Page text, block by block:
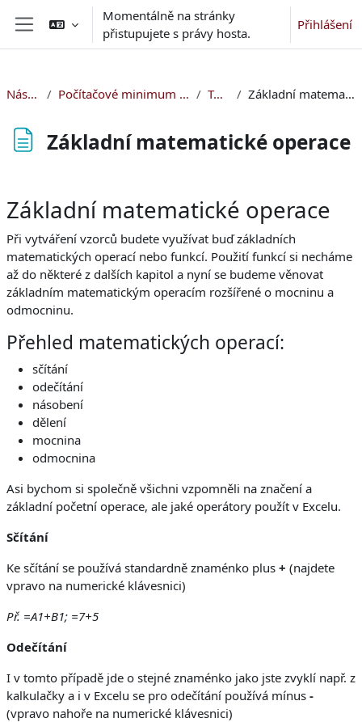
Přejít k hlavnímu obsahu
Boční panel
Momentálně na stránky
přistupujete s právy hosta.
Přihlášení
Nástěnka Počítačové minimum pro začátečníky Topic 5 Základní matematické operace
Základní matematické operace
Základní matematické operace
Při vytváření vzorců budete využívat buď základních
matematických operací nebo funkcí. Použití funkcí si necháme
až do některé z dalších kapitol a nyní se budeme věnovat
základním matematickým operacím rozšířené o mocninu a
odmocninu.
Přehled matematických operací:
sčítání
odečítání
násobení
dělení
mocnina
odmocnina
Asi bychom si společně všichni vzpomněli na značení a
základní početní operace, ale jaké operátory použít v Excelu.
Sčítání
Ke sčítání se používá standardně znaménko plus + (najdete
vpravo na numerické klávesnici)
Př. =A1+B1; =7+5
Odečítání
I v tomto případě jde o stejné znaménko jako jste zvyklí např. z
kalkulačky a i v Excelu se pro odečítání používá mínus -
(vpravo nahoře na numerické klávesnici)